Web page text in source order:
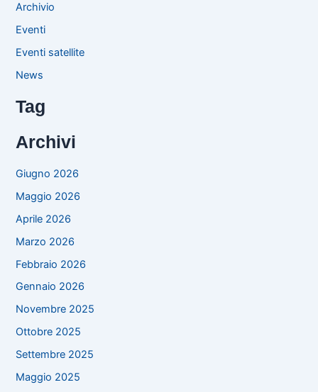
Archivio
Eventi
Eventi satellite
News
Tag
Archivi
Giugno 2026
Maggio 2026
Aprile 2026
Marzo 2026
Febbraio 2026
Gennaio 2026
Novembre 2025
Ottobre 2025
Settembre 2025
Maggio 2025